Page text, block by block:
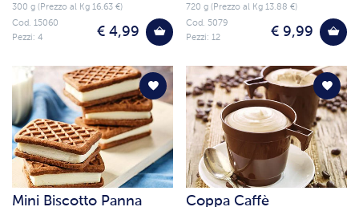
300 g (Prezzo al Kg 16.63 €)
€ 4,99
Cod. 15060
Pezzi: 4
720 g (Prezzo al Kg 13.88 €)
€ 9,99
Cod. 5079
Pezzi: 12
Mini Biscotto Panna Coppa Caffè